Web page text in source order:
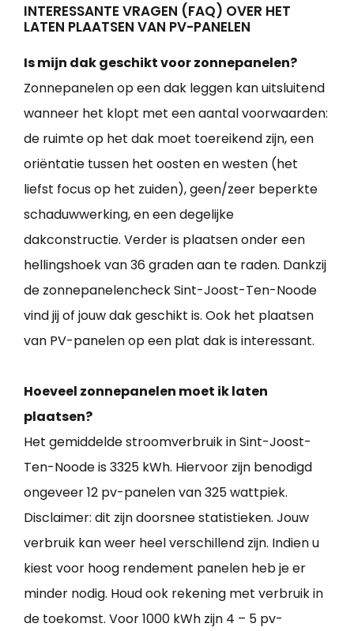
INTERESSANTE VRAGEN (FAQ) OVER HET
LATEN PLAATSEN VAN PV-PANELEN
Is mijn dak geschikt voor zonnepanelen?
Zonnepanelen op een dak leggen kan uitsluitend
wanneer het klopt met een aantal voorwaarden:
de ruimte op het dak moet toereikend zijn, een
oriëntatie tussen het oosten en westen (het
liefst focus op het zuiden), geen/zeer beperkte
schaduwwerking, en een degelijke
dakconstructie. Verder is plaatsen onder een
hellingshoek van 36 graden aan te raden. Dankzij
de zonnepanelencheck Sint-Joost-Ten-Noode
vind jij of jouw dak geschikt is. Ook het plaatsen
van PV-panelen op een plat dak is interessant.
Hoeveel zonnepanelen moet ik laten
plaatsen?
Het gemiddelde stroomverbruik in Sint-Joost-
Ten-Noode is 3325 kWh. Hiervoor zijn benodigd
ongeveer 12 pv-panelen van 325 wattpiek.
Disclaimer: dit zijn doorsnee statistieken. Jouw
verbruik kan weer heel verschillend zijn. Indien u
kiest voor hoog rendement panelen heb je er
minder nodig. Houd ook rekening met verbruik in
de toekomst. Voor 1000 kWh zijn 4 – 5 pv-